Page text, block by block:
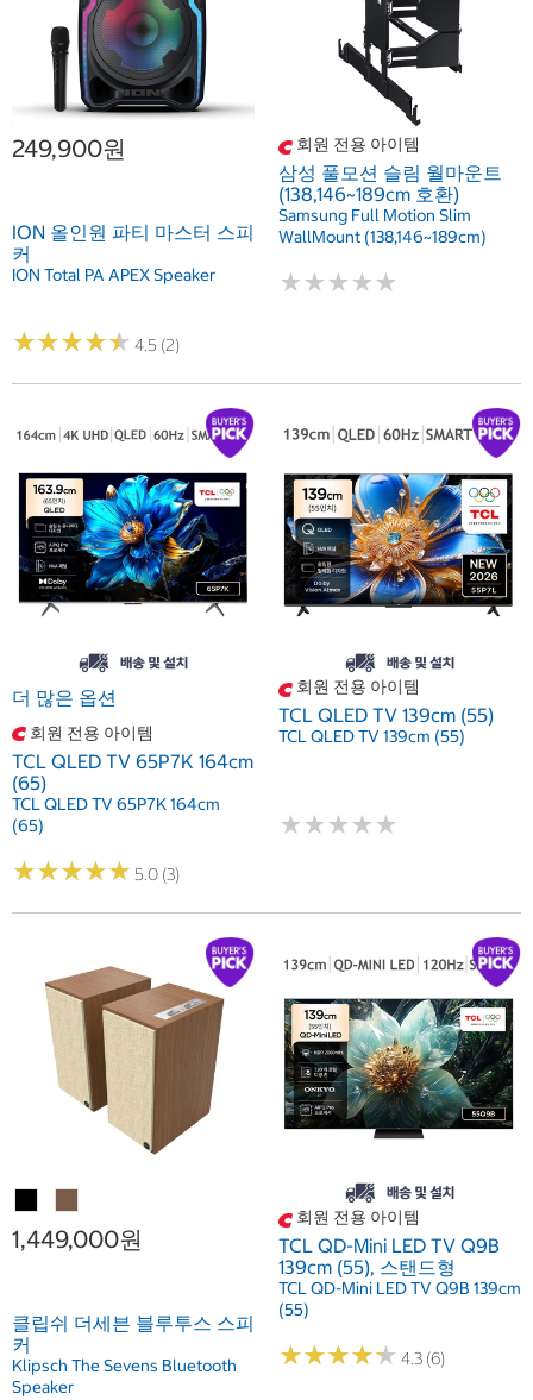
249,900원
ION 올인원 파티 마스터 스피
커
ION Total PA APEX Speaker
★★★★★
★★★★★ 4.5 (2)
회원 전용 아이템
삼성 풀모션 슬림 월마운트
(138,146~189cm 호환)
Samsung Full Motion Slim
WallMount (138,146~189cm)
★★★★★
★★★★★
더 많은 옵션
회원 전용 아이템
TCL QLED TV 65P7K 164cm
(65)
TCL QLED TV 65P7K 164cm
(65)
★★★★★
★★★★★ 5.0 (3)
회원 전용 아이템
TCL QLED TV 139cm (55)
TCL QLED TV 139cm (55)
★★★★★
★★★★★
1,449,000원
클립쉬 더세븐 블루투스 스피
커
Klipsch The Sevens Bluetooth
Speaker
회원 전용 아이템
TCL QD-Mini LED TV Q9B
139cm (55), 스탠드형
TCL QD-Mini LED TV Q9B 139cm
(55)
★★★★★
★★★★★ 4.3 (6)